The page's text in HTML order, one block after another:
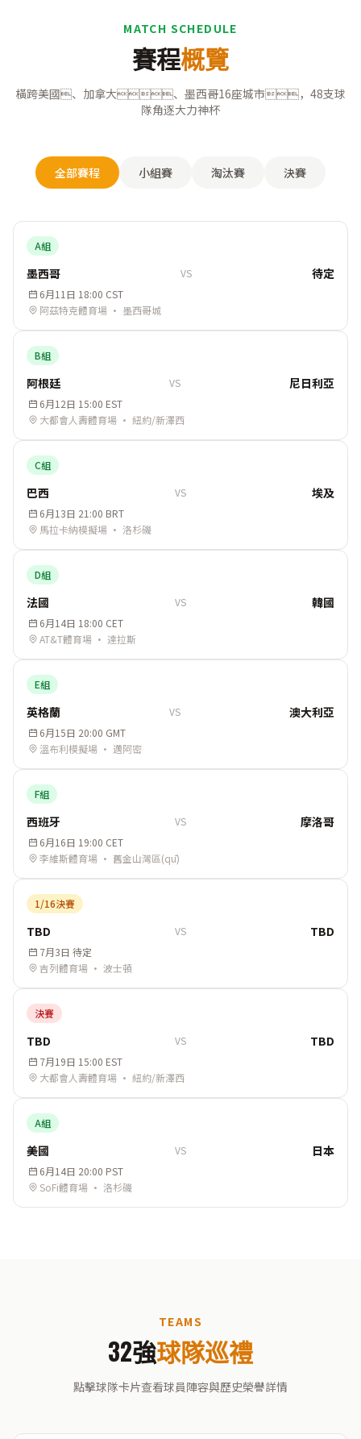
MATCH SCHEDULE
賽程概覽
橫跨美國、加拿大、墨西哥16座城市，48支球
隊角逐大力神杯
全部賽程 小組賽 淘汰賽 決賽
A組
墨西哥 VS 待定
6月11日 18:00 CST
阿茲特克體育場 · 墨西哥城
B組
阿根廷 VS 尼日利亞
6月12日 15:00 EST
大都會人壽體育場 · 紐約/新澤西
C組
巴西 VS 埃及
6月13日 21:00 BRT
馬拉卡納模擬場 · 洛杉磯
D組
法國 VS 韓國
6月14日 18:00 CET
AT&T體育場 · 達拉斯
E組
英格蘭 VS 澳大利亞
6月15日 20:00 GMT
溫布利模擬場 · 邁阿密
F組
西班牙 VS 摩洛哥
6月16日 19:00 CET
李維斯體育場 · 舊金山灣區(qū)
1/16決賽
TBD VS TBD
7月3日 待定
吉列體育場 · 波士頓
決賽
TBD VS TBD
7月19日 15:00 EST
大都會人壽體育場 · 紐約/新澤西
A組
美國 VS 日本
6月14日 20:00 PST
SoFi體育場 · 洛杉磯
TEAMS
32強球隊巡禮
點擊球隊卡片查看球員陣容與歷史榮譽詳情